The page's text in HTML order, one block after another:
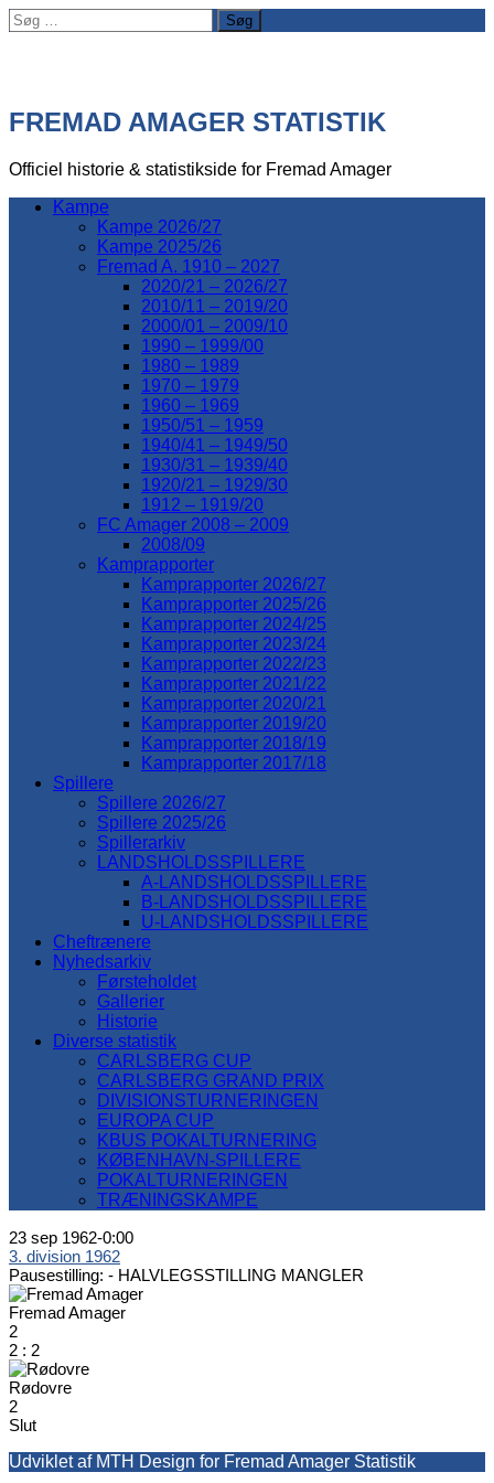
Søg
efter:
FREMAD AMAGER STATISTIK
Officiel historie & statistikside for Fremad Amager
Kampe
Kampe 2026/27
Kampe 2025/26
Fremad A. 1910 – 2027
2020/21 – 2026/27
2010/11 – 2019/20
2000/01 – 2009/10
1990 – 1999/00
1980 – 1989
1970 – 1979
1960 – 1969
1950/51 – 1959
1940/41 – 1949/50
1930/31 – 1939/40
1920/21 – 1929/30
1912 – 1919/20
FC Amager 2008 – 2009
2008/09
Kamprapporter
Kamprapporter 2026/27
Kamprapporter 2025/26
Kamprapporter 2024/25
Kamprapporter 2023/24
Kamprapporter 2022/23
Kamprapporter 2021/22
Kamprapporter 2020/21
Kamprapporter 2019/20
Kamprapporter 2018/19
Kamprapporter 2017/18
Spillere
Spillere 2026/27
Spillere 2025/26
Spillerarkiv
LANDSHOLDSSPILLERE
A-LANDSHOLDSSPILLERE
B-LANDSHOLDSSPILLERE
U-LANDSHOLDSSPILLERE
Cheftrænere
Nyhedsarkiv
Førsteholdet
Gallerier
Historie
Diverse statistik
CARLSBERG CUP
CARLSBERG GRAND PRIX
DIVISIONSTURNERINGEN
EUROPA CUP
KBUS POKALTURNERING
KØBENHAVN-SPILLERE
POKALTURNERINGEN
TRÆNINGSKAMPE
23 sep 1962-0:00
3. division 1962
Pausestilling: - HALVLEGSSTILLING MANGLER
Fremad Amager
2
2 : 2
Rødovre
2
Slut
Udviklet af MTH Design for Fremad Amager Statistik